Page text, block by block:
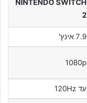
NINTENDO SWITCH
2
7.9 אינץ'
1080p
עד 120Hz